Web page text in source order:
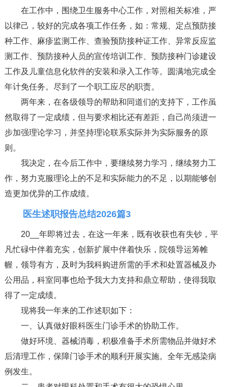
在工作中，围绕卫生服务中心工作，对照相关标准，严
以律己，较好的完成各项工作任务，如：常规、定点预防接
种工作、麻疹监测工作、查验预防接种证工作、异常反应监
测工作、预防接种人员的宣传培训工作、预防接种门诊建设
工作及儿童信息化软件的安装和录入工作等。圆满地完成全
年计免任务。尽到了一个职工应尽的职责。
两年来，在各级领导的帮助和同道们的支持下，工作虽
然取得了一定成绩，但与要求相比还有差距，自己尚须进一
步加强理论学习，并坚持理论联系实际并为实际服务的原
则。
我决定，在今后工作中，要继续努力学习，继续努力工
作，努力克服理论上的不足和实际能力的不足，以期能够创
造更加优异的工作成绩。
医生述职报告总结2026篇3
20__年即将过去，在这一年来，既有收获也有失钞，平
凡忙碌中伴着充实，创新扩展中伴着快乐，院领导运筹帷
幄，领导有方，及时为我科购进所需的手术和处置器械及办
公用品，科室同事也给予我大力支持和鼎立帮助，使得我取
得了一定成绩。
现将我一年来的工作述职如下：
一、认真做好眼科医生门诊手术的协助工作。
做好环境、器械消毒，积极准备手术所需物品并做好术
后清理工作，保障门诊手术的顺利开展实施。全年无感染病
例发生。